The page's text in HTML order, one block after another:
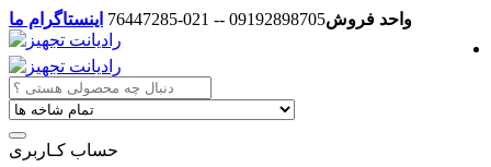
واحد فروش09192898705 -- 021-76447285 اینستاگرام ما
حساب کـاربری